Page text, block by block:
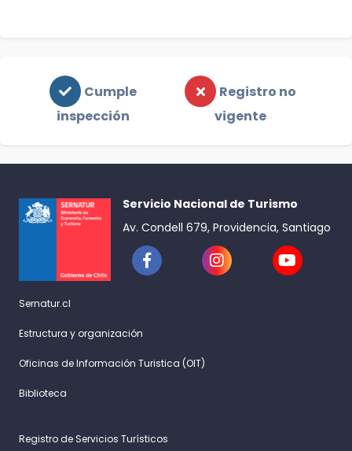
Cumple
inspección
Registro no
vigente
Servicio Nacional de Turismo
Av. Condell 679, Providencia, Santiago
Sernatur.cl
Estructura y organización
Oficinas de Información Turistica (OIT)
Biblioteca
Registro de Servicios Turísticos